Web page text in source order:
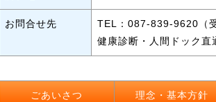
お問合せ先
TEL：087-839-9620（
健康診断・人間ドック
ごあいさつ 理念・基本方針